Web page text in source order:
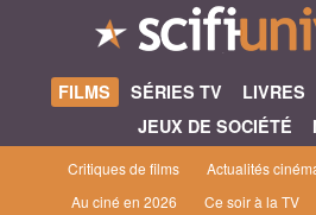
FILMS SÉRIES TV LIVRES
JEUX DE SOCIÉTÉ
Critiques de films Actualités
Au ciné en 2026
Ce soir à la TV